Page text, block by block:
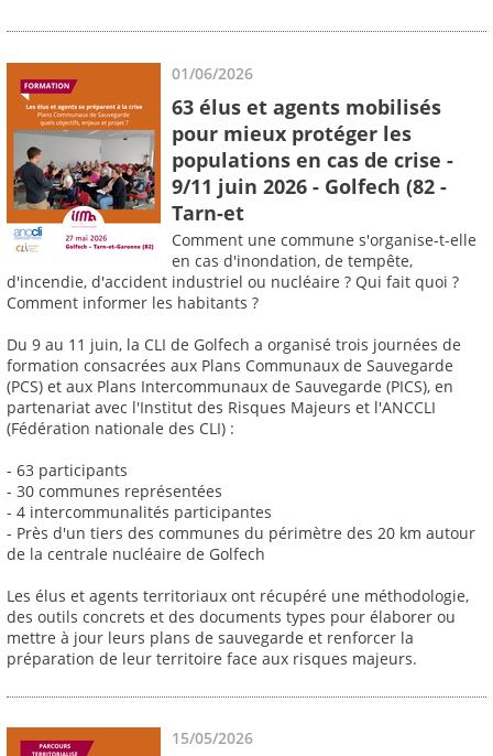
01/06/2026
63 élus et agents mobilisés
pour mieux protéger les
populations en cas de crise -
9/11 juin 2026 - Golfech (82 -
Tarn-et
Comment une commune s'organise-t-elle
en cas d'inondation, de tempête,
d'incendie, d'accident industriel ou nucléaire ? Qui fait quoi ?
Comment informer les habitants ?
Du 9 au 11 juin, la CLI de Golfech a organisé trois journées de
formation consacrées aux Plans Communaux de Sauvegarde
(PCS) et aux Plans Intercommunaux de Sauvegarde (PICS), en
partenariat avec l'Institut des Risques Majeurs et l'ANCCLI
(Fédération nationale des CLI) :
- 63 participants
- 30 communes représentées
- 4 intercommunalités participantes
- Près d'un tiers des communes du périmètre des 20 km autour
de la centrale nucléaire de Golfech
Les élus et agents territoriaux ont récupéré une méthodologie,
des outils concrets et des documents types pour élaborer ou
mettre à jour leurs plans de sauvegarde et renforcer la
préparation de leur territoire face aux risques majeurs.
15/05/2026